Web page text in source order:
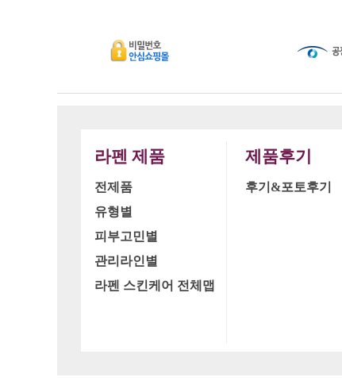
라펜 제품
전제품
유형별
피부고민별
관리라인별
라펜 스킨케어 전체맵
제품후기
후기&포토후기